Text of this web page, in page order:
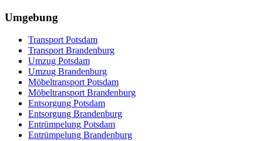
Umgebung
Transport Potsdam
Transport Brandenburg
Umzug Potsdam
Umzug Brandenburg
Möbeltransport Potsdam
Möbeltransport Brandenburg
Entsorgung Potsdam
Entsorgung Brandenburg
Entrümpelung Potsdam
Entrümpelung Brandenburg